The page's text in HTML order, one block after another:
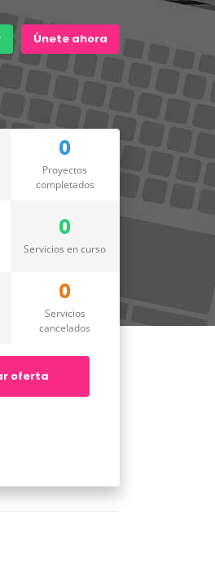
Únete ahora
0
Proyectos
completados
0
Servicios en curso
0
Servicios
cancelados
oferta